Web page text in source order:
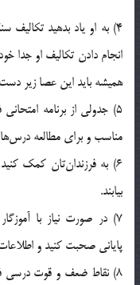
4) به او ياد بدهيد
انجام دادن تکاليف او جدا
هميشه بايد اين عصا زير
5) جدولي از برنامه
مناسب و براي مطالعه
6) به فرزندان‌تان کمک
بيابند.
7) در صورت نياز با
پاياني صحبت کنيد و اطلاعات
8) نقاط ضعف و قوت درسي